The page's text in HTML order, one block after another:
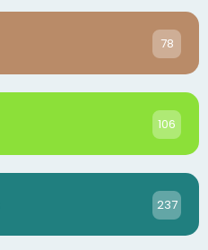
78
106
237